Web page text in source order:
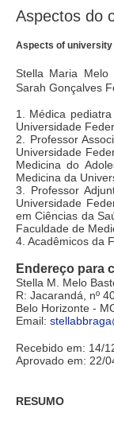
Aspectos do
Aspects of
Stella Maria Melo
Sarah Gonçalves
1. Médica
Universidade
2. Professor
Universidade
Medicina do
Medicina da
3. Professor
Universidade
em Ciências da
Faculdade de
4. Acadêmicos da
Endereço para
Stella M. Melo
R: Jacarandá, nº
Belo Horizonte -
Email:
Recebido em: 14/
Aprovado em: 22/
RESUMO